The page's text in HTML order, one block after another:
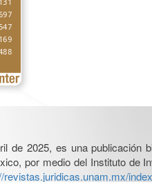
de 2025, es una publicación
por medio del Instituto
revistas.juridicas.unam.mx/